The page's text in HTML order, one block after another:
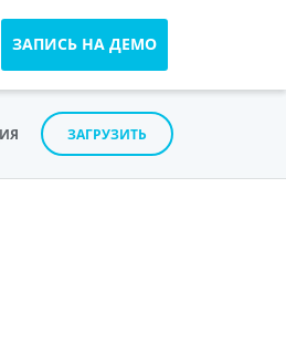
ЗАПИСЬ НА ДЕМО
ЗАГРУЗИТЬ